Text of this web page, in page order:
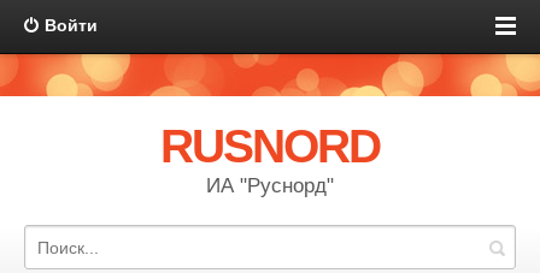
Войти
RUSNORD
ИА "Руснорд"